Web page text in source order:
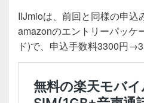
IIJmioは、前回と同様の申込
amazonのエントリーパッケ
ド)で、申込手数料3300円